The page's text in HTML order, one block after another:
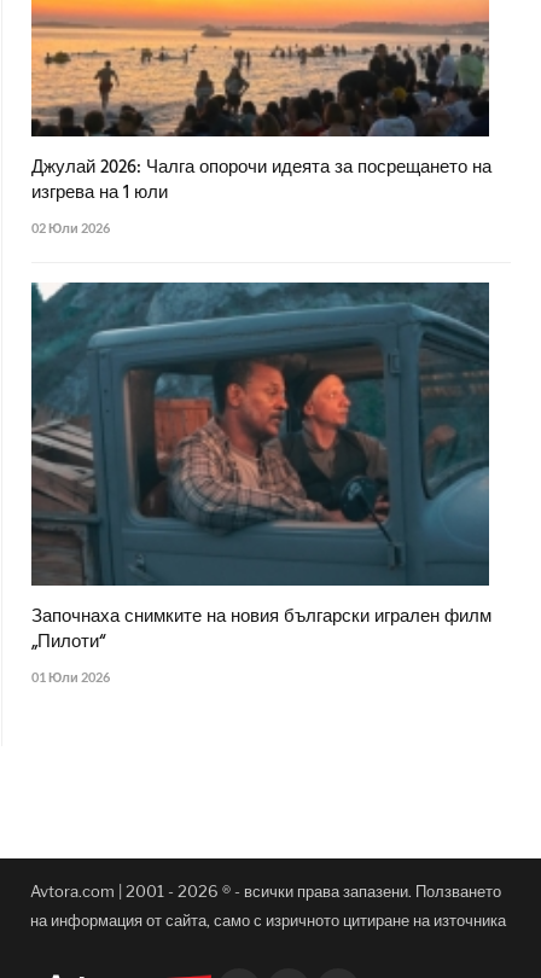
Джулай 2026: Чалга опорочи идеята за посрещането на
изгрева на 1 юли
02 Юли 2026
Започнаха снимките на новия български игрален филм
„Пилоти“
01 Юли 2026
Avtora.com | 2001 - 2026 ® - всички права запазени. Ползването
на информация от сайта, само с изричното цитиране на източника